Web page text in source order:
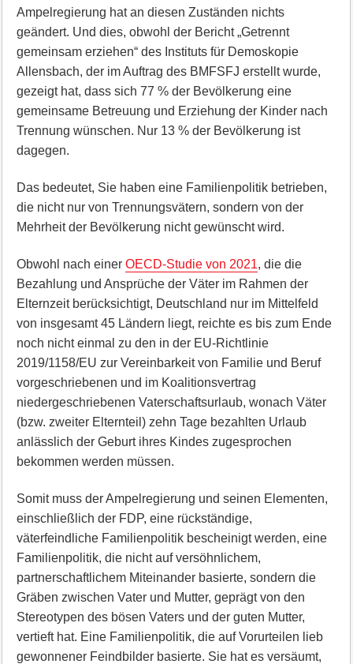
Ampelregierung hat an diesen Zuständen nichts
geändert. Und dies, obwohl der Bericht „Getrennt
gemeinsam erziehen“ des Instituts für Demoskopie
Allensbach, der im Auftrag des BMFSFJ erstellt wurde,
gezeigt hat, dass sich 77 % der Bevölkerung eine
gemeinsame Betreuung und Erziehung der Kinder nach
Trennung wünschen. Nur 13 % der Bevölkerung ist
dagegen.
Das bedeutet, Sie haben eine Familienpolitik betrieben,
die nicht nur von Trennungsvätern, sondern von der
Mehrheit der Bevölkerung nicht gewünscht wird.
Obwohl nach einer OECD-Studie von 2021, die die
Bezahlung und Ansprüche der Väter im Rahmen der
Elternzeit berücksichtigt, Deutschland nur im Mittelfeld
von insgesamt 45 Ländern liegt, reichte es bis zum Ende
noch nicht einmal zu den in der EU-Richtlinie
2019/1158/EU zur Vereinbarkeit von Familie und Beruf
vorgeschriebenen und im Koalitionsvertrag
niedergeschriebenen Vaterschaftsurlaub, wonach Väter
(bzw. zweiter Elternteil) zehn Tage bezahlten Urlaub
anlässlich der Geburt ihres Kindes zugesprochen
bekommen werden müssen.
Somit muss der Ampelregierung und seinen Elementen,
einschließlich der FDP, eine rückständige,
väterfeindliche Familienpolitik bescheinigt werden, eine
Familienpolitik, die nicht auf versöhnlichem,
partnerschaftlichem Miteinander basierte, sondern die
Gräben zwischen Vater und Mutter, geprägt von den
Stereotypen des bösen Vaters und der guten Mutter,
vertieft hat. Eine Familienpolitik, die auf Vorurteilen lieb
gewonnener Feindbilder basierte. Sie hat es versäumt,